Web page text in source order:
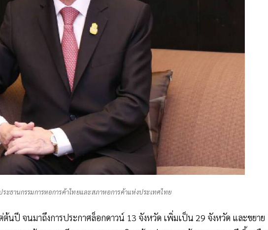
ะธานกรรมการหอการค้าไทยและสภาหอการค้าแห่งประเทศไทย
ต้นปี จนมาถึงการประกาศล็อกดาวน์ 13 จังหวัด เพิ่มเป็น 29 จังหวัด และขยาย